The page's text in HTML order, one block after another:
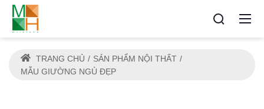
TRANG CHỦ
SẢN PHẨM NỘI THẤT
MẪU GIƯỜNG NGỦ ĐẸP